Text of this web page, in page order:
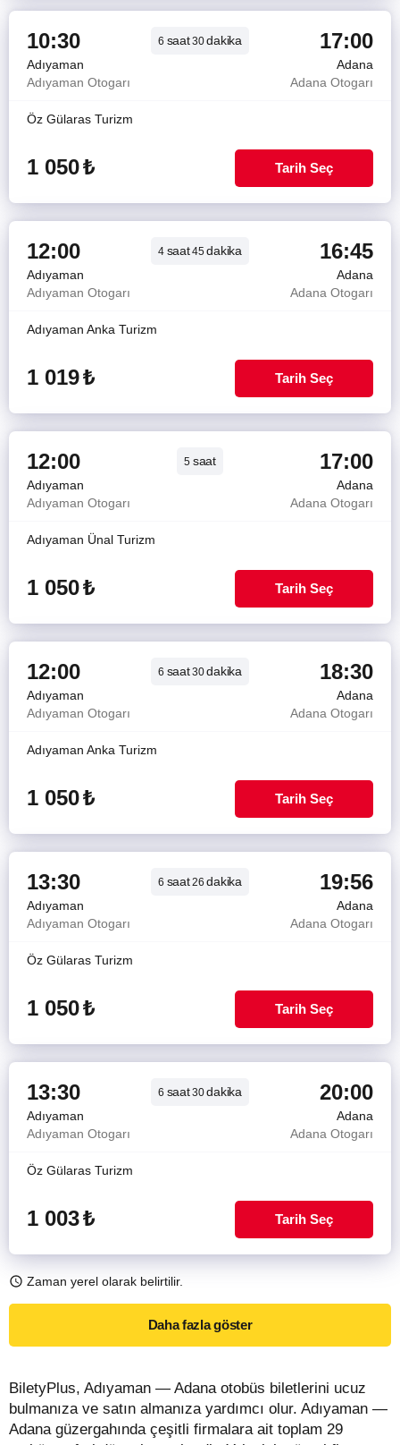
10:30 6 saat30dakika 17:00
Adıyaman
Adana
Adıyaman Otogarı
Adana Otogarı
Öz Gülaras Turizm
1 050₺ Tarih Seç
12:00 4 saat45dakika 16:45
Adıyaman
Adana
Adıyaman Otogarı
Adana Otogarı
Adıyaman Anka Turizm
1 019₺ Tarih Seç
12:00 5 saat 17:00
Adıyaman
Adana
Adıyaman Otogarı
Adana Otogarı
Adıyaman Ünal Turizm
1 050₺ Tarih Seç
12:00 6 saat30dakika 18:30
Adıyaman
Adana
Adıyaman Otogarı
Adana Otogarı
Adıyaman Anka Turizm
1 050₺ Tarih Seç
13:30 6 saat26dakika 19:56
Adıyaman
Adana
Adıyaman Otogarı
Adana Otogarı
Öz Gülaras Turizm
1 050₺ Tarih Seç
13:30 6 saat30dakika 20:00
Adıyaman
Adana
Adıyaman Otogarı
Adana Otogarı
Öz Gülaras Turizm
1 003₺ Tarih Seç
Zaman yerel olarak belirtilir.
Daha fazla göster
BiletyPlus, Adıyaman — Adana otobüs biletlerini ucuz
bulmanıza ve satın almanıza yardımcı olur. Adıyaman —
Adana güzergahında çeşitli firmalara ait toplam 29